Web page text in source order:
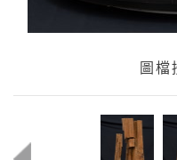
圖檔